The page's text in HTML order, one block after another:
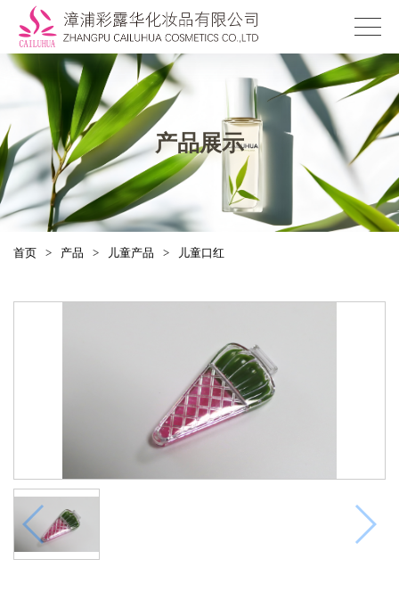
产品展示
首页 > 产品 > 儿童产品 > 儿童口红